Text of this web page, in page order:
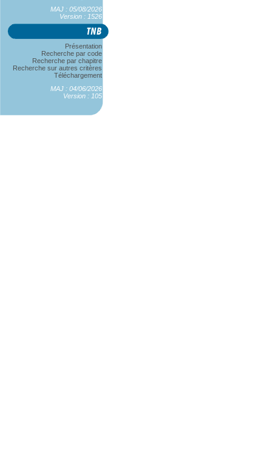
MAJ : 05/08/2026
Version : 1526
Présentation
Recherche par code
Recherche par chapitre
Recherche sur autres critères
Téléchargement
MAJ : 04/06/2026
Version : 105